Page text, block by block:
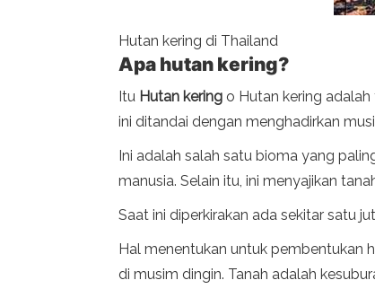
Hutan kering di Thailand
Apa hutan kering?
Itu Hutan kering o Hutan kering
ini ditandai dengan menghadirkan
Ini adalah salah satu bioma yang
manusia. Selain itu, ini menyajikan
Saat ini diperkirakan ada sekitar satu
Hal menentukan untuk pembentukan
di musim dingin. Tanah adalah